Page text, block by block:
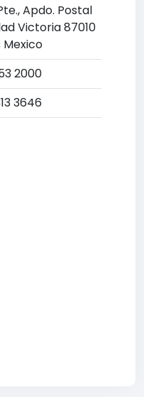
Apdo. Postal
Victoria 87010
Mexico
2000
3646